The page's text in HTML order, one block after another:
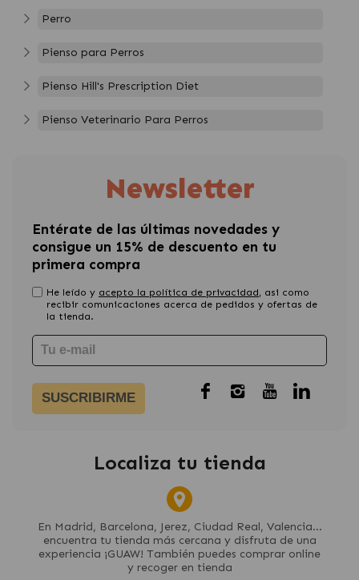
Perro
Pienso para Perros
Pienso Hill's Prescription Diet
Pienso Veterinario Para Perros
Newsletter
Entérate de las últimas novedades y
consigue un 15% de descuento en tu
primera compra
He leído y acepto la política de privacidad, asi como
recibir comunicaciones acerca de pedidos y ofertas de
la tienda.
SUSCRIBIRME
Localiza tu tienda
En Madrid, Barcelona, Jerez, Ciudad Real, Valencia...
encuentra tu tienda más cercana y disfruta de una
experiencia ¡GUAW! También puedes comprar online
y recoger en tienda